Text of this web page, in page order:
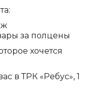
за полцены
хочется
в ТРК «Ребус», 1